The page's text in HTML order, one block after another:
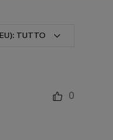
TUTTO
0